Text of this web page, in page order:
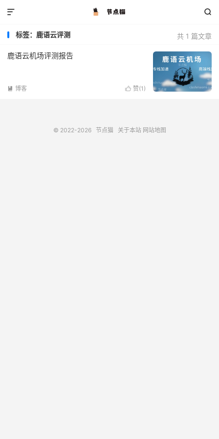


共 1 篇文章
标签：鹿语云评测
鹿语云机场评测报告
 赞(1 )
 博客
© 2022-2026 节点猫 关于本站 网站地图